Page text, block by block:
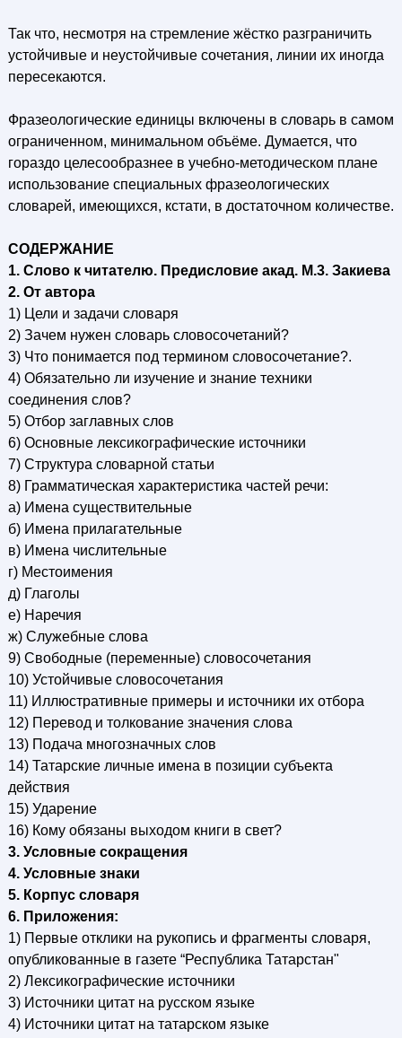
Так что, несмотря на стремление жёстко разграничить
устойчивые и неустойчивые сочетания, линии их иногда
пересекаются.
Фразеологические единицы включены в словарь в самом
ограниченном, минимальном объёме. Думается, что
гораздо целесообразнее в учебно-методическом плане
использование специальных фразеологических
словарей, имеющихся, кстати, в достаточном количестве.
СОДЕРЖАНИЕ
1. Слово к читателю. Предисловие акад. М.3. Закиева
2. От автора
1) Цели и задачи словаря
2) Зачем нужен словарь словосочетаний?
3) Что понимается под термином словосочетание?.
4) Обязательно ли изучение и знание техники
соединения слов?
5) Отбор заглавных слов
6) Основные лексикографические источники
7) Структура словарной статьи
8) Грамматическая характеристика частей речи:
а) Имена существительные
б) Имена прилагательные
в) Имена числительные
г) Местоимения
д) Глаголы
е) Наречия
ж) Служебные слова
9) Свободные (переменные) словосочетания
10) Устойчивые словосочетания
11) Иллюстративные примеры и источники их отбора
12) Перевод и толкование значения слова
13) Подача многозначных слов
14) Татарские личные имена в позиции субъекта
действия
15) Ударение
16) Кому обязаны выходом книги в свет?
3. Условные сокращения
4. Условные знаки
5. Корпус словаря
6. Приложения:
1) Первые отклики на рукопись и фрагменты словаря,
опубликованные в газете “Республика Татарстан"
2) Лексикографические источники
3) Источники цитат на русском языке
4) Источники цитат на татарском языке